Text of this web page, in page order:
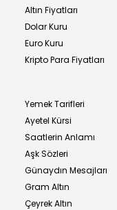
Altın Fiyatları
Dolar Kuru
Euro Kuru
Kripto Para Fiyatları
Yemek Tarifleri
Ayetel Kürsi
Saatlerin Anlamı
Aşk Sözleri
Günaydın Mesajları
Gram Altın
Çeyrek Altın